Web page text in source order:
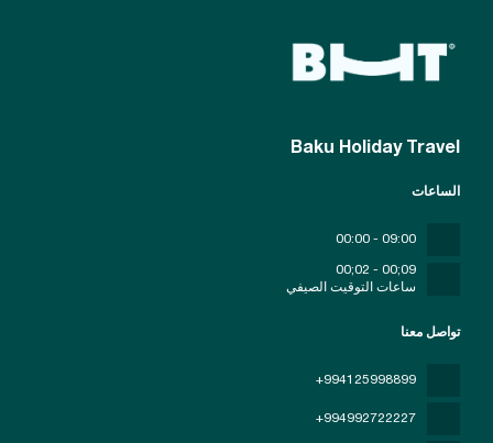
Baku Holiday Travel
تواصل معنا
+994125998899
+994992722227
الساعات
09:00 - 00:00
09;00 - 02;00
ساعات التوقيت الصيفي